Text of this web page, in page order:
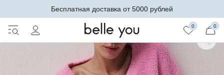
Бесплатная доставка от 5000 рублей
0 0